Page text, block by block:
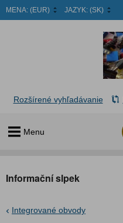
MENA: (EUR) JAZYK: (SK)
Menu
Rozšírené vyhľadávanie
Informační slpek
Integrované obvody